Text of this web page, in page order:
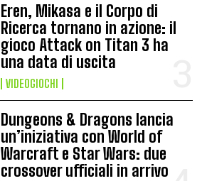
Eren, Mikasa e il Corpo di
Ricerca tornano in azione: il
gioco Attack on Titan 3 ha
una data di uscita
VIDEOGIOCHI
Dungeons & Dragons lancia
un’iniziativa con World of
Warcraft e Star Wars: due
crossover ufficiali in arrivo